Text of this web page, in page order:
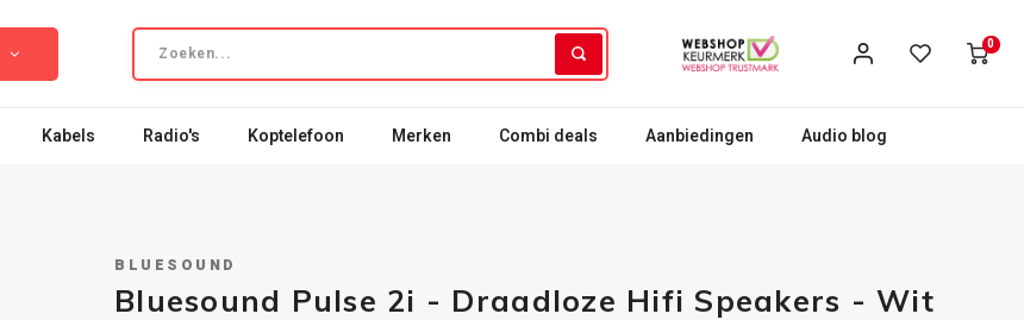
0
Kabels Radio's Koptelefoon Merken Combi deals Aanbiedingen Audio blog
BLUESOUND
Bluesound Pulse 2i - Draadloze Hifi Speakers - Wit